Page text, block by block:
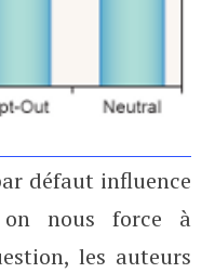
défaut influence
nous force à
les auteurs